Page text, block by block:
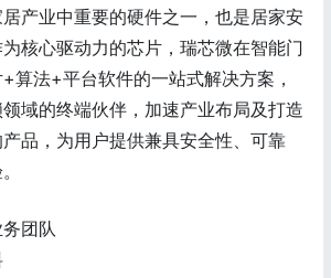
产业中重要的硬件之一，也是居家安
核心驱动力的芯片，瑞芯微在智能门
算法+平台软件的一站式解决方案，
域的终端伙伴，加速产业布局及打造
品，为用户提供兼具安全性、可靠
团队